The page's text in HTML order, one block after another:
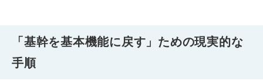
「基幹を基本機能に戻す」ための現実的な
手順